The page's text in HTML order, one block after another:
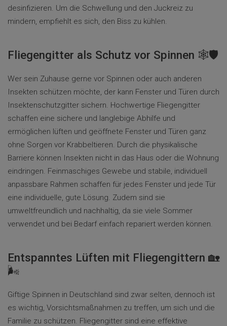
desinfizieren. Um die Schwellung und den Juckreiz zu
mindern, empfiehlt es sich, den Biss zu kühlen.
Fliegengitter als Schutz vor Spinnen 🕸️🛡️
Wer sein Zuhause gerne vor Spinnen oder auch anderen
Insekten schützen möchte, der kann Fenster und Türen durch
Insektenschutzgitter sichern. Hochwertige Fliegengitter
schaffen eine sichere und langlebige Abhilfe und
ermöglichen lüften und geöffnete Fenster und Türen ganz
ohne Sorgen vor Krabbeltieren. Durch die physikalische
Barriere können Insekten nicht in das Haus oder die Wohnung
eindringen. Feinmaschiges Gewebe und stabile, individuell
anpassbare Rahmen schaffen für jedes Fenster und jede Tür
eine individuelle, gute Lösung. Zudem sind sie
umweltfreundlich und nachhaltig, da sie viele Sommer
verwendet und bei Bedarf einfach repariert werden können.
Entspanntes Lüften mit Fliegengittern 🏡
🌬️
Giftige Spinnen in Deutschland sind zwar selten, dennoch ist
es wichtig, Vorsichtsmaßnahmen zu treffen, um sich und die
Familie zu schützen. Fliegengitter sind eine effektive